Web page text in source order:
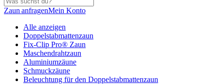
Zaun anfragenMein Konto
Alle anzeigen
Doppelstabmattenzaun
Fix-Clip Pro® Zaun
Maschendrahtzaun
Aluminiumzäune
Schmuckzäune
Beleuchtung für den Doppelstabmattenzaun